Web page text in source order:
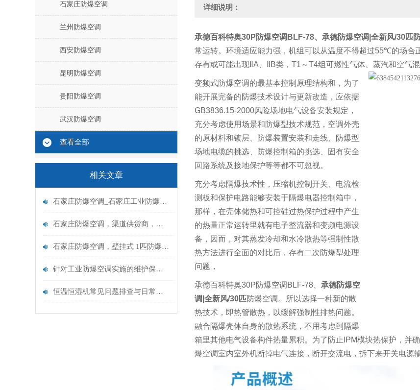
石家庄防爆空调
兰州防爆空调
西安防爆空调
昆明防爆空调
贵阳防爆空调
武汉防爆空调
查看全部
相关文章
石家庄防爆空调_石家庄工业防爆空调厂家
石家庄防爆空调，渠道供货商，防爆空调BFKT-3.5价格
石家庄防爆空调，壁挂式 1匹防爆空调BFKT-2.6
针对工业防爆空调实施的维护保养方案
恒温恒湿机常见问题排查与日常维护指南
详细说明：
承德百科特奥30P防爆空调BLF-78、 承德防爆空调|全新风/30匹
常运转。环境适应能力强，机组可以从温度不得超过55℃的场合
存有或可能出现 ⅡA ⅡB类， T1 ～T4组可燃性气体、蒸汽和空气
变频式防爆空调的最基本控制原理结构和，为了
能开展完备的防爆技术设计与更新改造，应依据
GB3836.15-2000风险场地电气设备安装规定，
充分考虑使用场景和防爆型技术规范，空调外壳
的原材料和镀层、防爆装置安装和走线、防爆型
场地电缆的挑选、防爆控制箱的挑选、固有安全
回路系统及接地保护等等都不可忽视。
充分考虑隔爆技术性，压缩机控制开关、电流检
测板和保护电路能够安装于隔爆电器控制箱中，
那样，在壳体储热和可控硅过热保护过程中产生
的热量正常运转里就有电子整流器和变频电源设
备，因而，对其蒸发冷却和水冷散热等强制性散
热方法进行全面的对比后，存有二次防爆型处理
问题，
承德百科特奥30P防爆空调BLF-78、 承德防爆空
调|全新风/30匹防爆空调。所以选择一种新的散
热技术，即热管散热，以缓解强制性排热问题。
融合隔爆壳体自身的散热系统，不用考虑到隔爆
箱里其他电气设备构件热量累积。为了防止 IPM模块热保护，并确
爆空调室内室外机断掉电气连接，断开交流电，拆下来开关电源